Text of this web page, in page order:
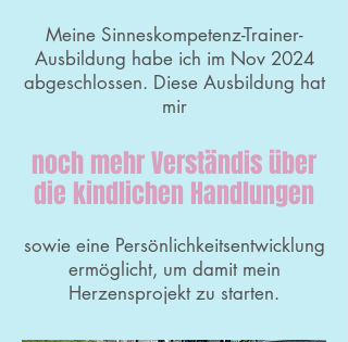
Meine Sinneskompetenz-Trainer-
Ausbildung habe ich im Nov 2024
abgeschlossen. Diese Ausbildung hat
mir
noch mehr Verständis über
die kindlichen Handlungen
sowie eine Persönlichkeitsentwicklung
ermöglicht, um damit mein
Herzensprojekt zu starten.